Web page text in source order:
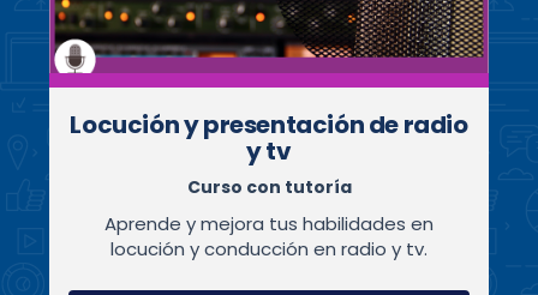
Locución y presentación de radio
y tv
Curso con tutoría
Aprende y mejora tus habilidades en
locución y conducción en radio y tv.